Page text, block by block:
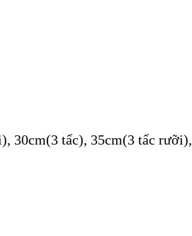
30cm(3 tấc), 35cm(3 tấc